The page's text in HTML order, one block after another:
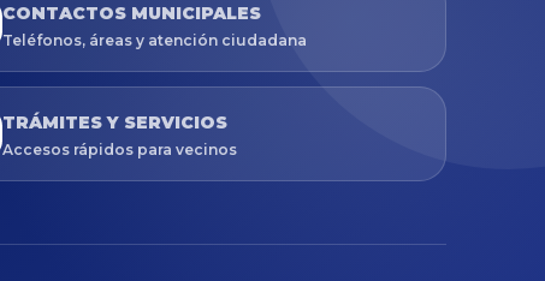
CONTACTOS MUNICIPALES
Teléfonos, áreas y atención ciudadana
TRÁMITES Y SERVICIOS
Accesos rápidos para vecinos